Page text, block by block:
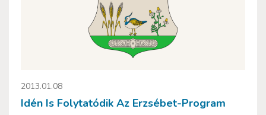
2013.01.08
Idén Is Folytatódik Az Erzsébet-Program